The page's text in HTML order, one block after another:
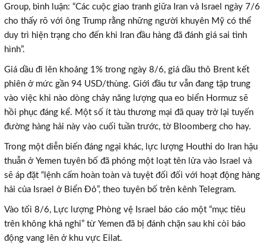
Group, bình luận: “Các cuộc giao tranh giữa Iran và Israel ngày 7/6
cho thấy rõ với ông Trump rằng những người khuyên Mỹ có thể
duy trì hiện trạng cho đến khi Iran đầu hàng đã đánh giá sai tình
hình”.
Giá dầu đi lên khoảng 1% trong ngày 8/6, giá dầu thô Brent kết
phiên ở mức gần 94 USD/thùng. Giới đầu tư vẫn đang tập trung
vào việc khi nào dòng chảy năng lượng qua eo biển Hormuz sẽ
hồi phục đáng kể. Một số ít tàu thương mại đã quay trở lại tuyến
đường hàng hải này vào cuối tuần trước, tờ Bloomberg cho hay.
Trong một diễn biến đáng ngại khác, lực lượng Houthi do Iran hậu
thuẫn ở Yemen tuyên bố đã phóng một loạt tên lửa vào Israel và
sẽ áp đặt “lệnh cấm hoàn toàn và tuyệt đối đối với hoạt động hàng
hải của Israel ở Biển Đỏ”, theo tuyên bố trên kênh Telegram.
Vào tối 8/6, Lực lượng Phòng vệ Israel báo cáo một “mục tiêu
trên không khả nghi” từ Yemen đã bị đánh chặn sau khi còi báo
động vang lên ở khu vực Eilat.